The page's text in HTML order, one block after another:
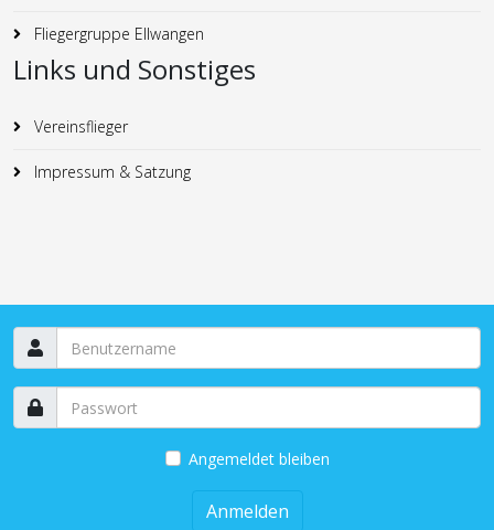
Fliegergruppe Ellwangen
Links und Sonstiges
Vereinsflieger
Impressum & Satzung
Angemeldet bleiben
Anmelden